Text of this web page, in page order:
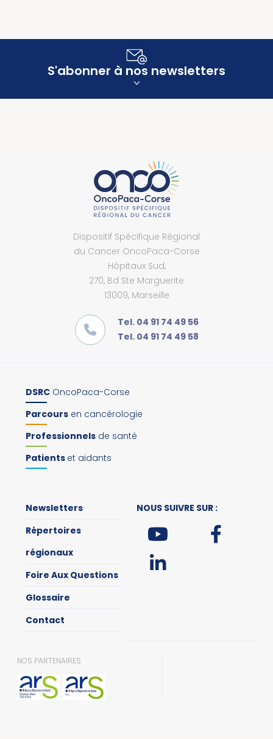
S'abonner à nos newsletters
Dispositif Spécifique Régional
du Cancer OncoPaca-Corse
Hôpitaux Sud,
270, Bd Ste Marguerite
13009, Marseille
Tel. 04 91 74 49 56
Tel. 04 91 74 49 58
DSRC OncoPaca-Corse
Parcours en cancérologie
Professionnels de santé
Patients et aidants
Newsletters
Répertoires
régionaux
Foire Aux Questions
Glossaire
Contact
NOUS SUIVRE SUR :
NOS PARTENAIRES